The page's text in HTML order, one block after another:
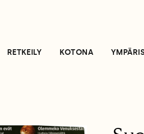
RETKEILY KOTONA